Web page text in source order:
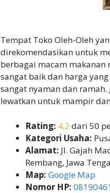
Tempat Toko Oleh-Oleh
direkomendasikan untuk
berbagai macam makanan
sangat baik dan harga
sangat nyaman dan
lewatkan untuk mampir
Rating: 4,2 dari 50
Kategori Usaha:
Alamat: Jl. Gajah
Rembang, Jawa
Map: Google Map
Nomor HP: